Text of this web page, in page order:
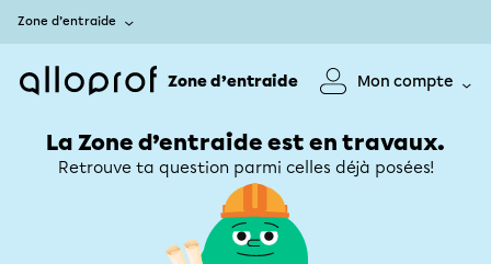
Zone d’entraide
Zone d’entraide Mon compte
La Zone d’entraide est en travaux.
Retrouve ta question parmi celles déjà posées!